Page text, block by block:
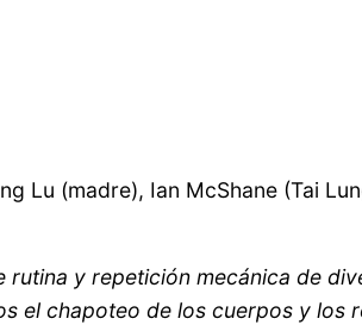
Lu (madre), Ian McShane (Tai
y repetición mecánica de
el chapoteo de los cuerpos y los